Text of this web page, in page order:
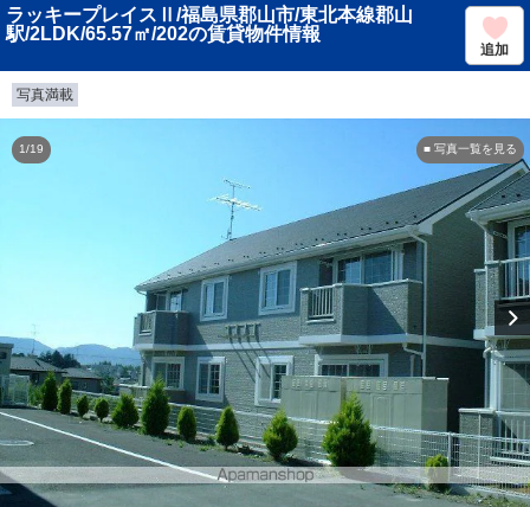
ラッキープレイスⅡ/福島県郡山市/東北本線郡山
駅/2LDK/65.57㎡/202の賃貸物件情報
追加
写真満載
■ 写真一覧を見る
1/19